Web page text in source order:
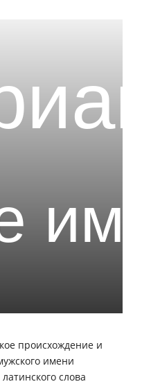
происхождение и
имени
слова